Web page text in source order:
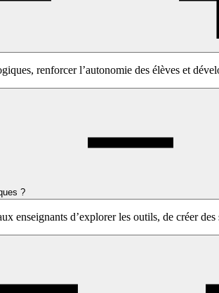
renforcer l’autonomie des élèves et
?
enseignants d’explorer les outils, de créer